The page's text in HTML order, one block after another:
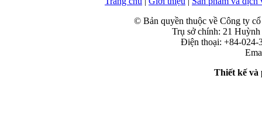
© Bản quyền thuộc về Công ty
Trụ sở chính: 21
Điện thoại: +84-024-
Thiết kế